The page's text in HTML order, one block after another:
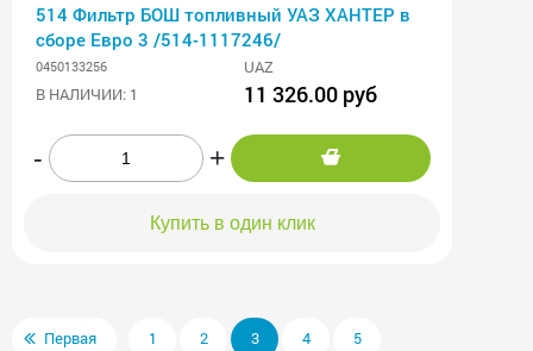
514 Фильтр БОШ топливный УАЗ ХАНТЕР в
сборе Евро 3 /514-1117246/
0450133256
UAZ
В НАЛИЧИИ: 1
11 326.00 руб
- +
Купить в один клик
Первая 1 2 3 4
5